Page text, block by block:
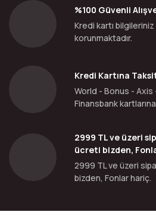
%100 Güvenli
Kredi kartı
korunmaktadır.
Kredi Kartına
World - Bonus - Axis
Finansbank
2999 TL ve üzeri
ücreti bizden,
2999 TL ve üzeri
bizden, Fonlar hariç.